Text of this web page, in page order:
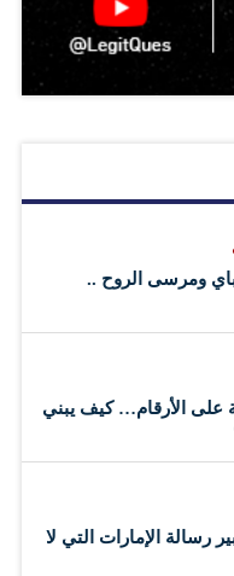
ومرسى الروح ..
على الأرقام… كيف يبني
رسالة الإمارات التي لا